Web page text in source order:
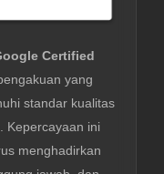
Certified
yang
standar kualitas
Kepercayaan ini
menghadirkan